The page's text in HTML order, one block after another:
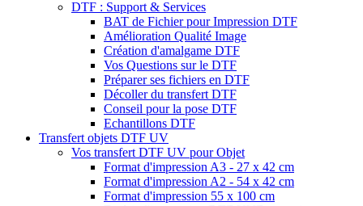
DTF : Support & Services
BAT de Fichier pour Impression DTF
Amélioration Qualité Image
Création d'amalgame DTF
Vos Questions sur le DTF
Préparer ses fichiers en DTF
Décoller du transfert DTF
Conseil pour la pose DTF
Echantillons DTF
Transfert objets DTF UV
Vos transfert DTF UV pour Objet
Format d'impression A3 - 27 x 42 cm
Format d'impression A2 - 54 x 42 cm
Format d'impression 55 x 100 cm